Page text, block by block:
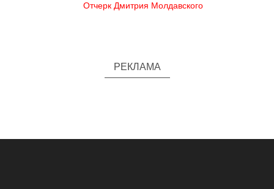
Отчерк Дмитрия Молдавского
РЕКЛАМА